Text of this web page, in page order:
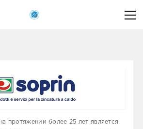
протяжении более 25 лет является